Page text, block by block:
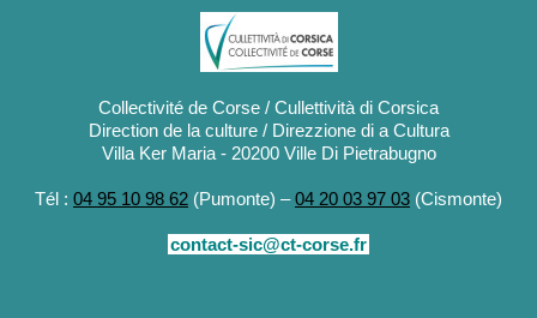
Collectivité de Corse / Cullettività di Corsica
Direction de la culture / Direzzione di a Cultura
Villa Ker Maria - 20200 Ville Di Pietrabugno
Tél : 04 95 10 98 62 (Pumonte) –04 20 03 97 03 (Cismonte)
contact-sic@ct-corse.fr